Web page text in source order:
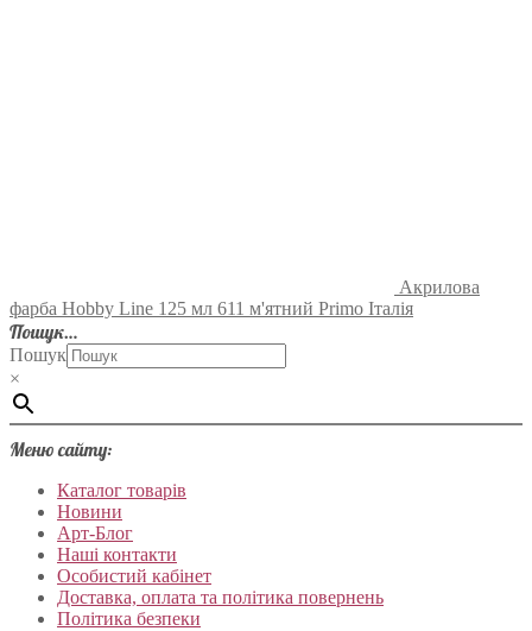
Акрилова
фарба Hobby Line 125 мл 611 м'ятний Primo Італія
Пошук…
Пошук
×
Меню сайту:
Каталог товарів
Новини
Арт-Блог
Наші контакти
Особистий кабінет
Доставка, оплата та політика повернень
Політика безпеки